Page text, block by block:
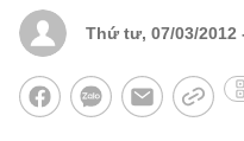
Thứ tư, 07/03/2012